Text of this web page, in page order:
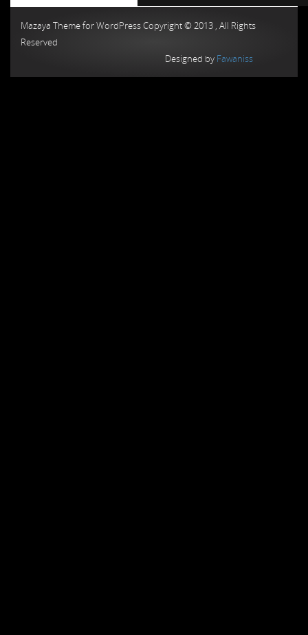
Mazaya Theme for WordPress Copyright © 2013 , All Rights
Reserved
Designed by Fawaniss